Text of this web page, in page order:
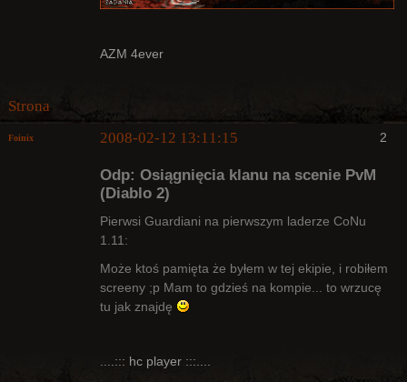
AZM 4ever
Strona
2
Foinix 2008-02-12 13:11:15
Odp: Osiągnięcia klanu na scenie PvM
(Diablo 2)
Pierwsi Guardiani na pierwszym laderze CoNu
1.11:
Może ktoś pamięta że byłem w tej ekipie, i robiłem
screeny ;p Mam to gdzieś na kompie... to wrzucę
tu jak znajdę
....::: hc player :::....